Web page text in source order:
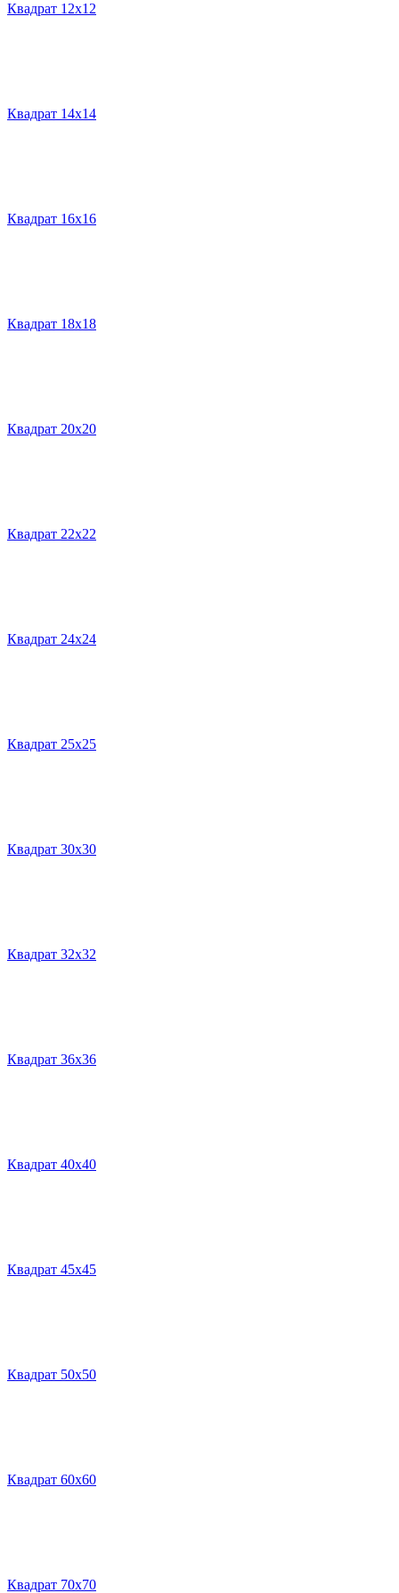
Квадрат 12х12
Квадрат 14х14
Квадрат 16х16
Квадрат 18х18
Квадрат 20х20
Квадрат 22х22
Квадрат 24х24
Квадрат 25х25
Квадрат 30х30
Квадрат 32х32
Квадрат 36х36
Квадрат 40х40
Квадрат 45х45
Квадрат 50х50
Квадрат 60х60
Квадрат 70х70